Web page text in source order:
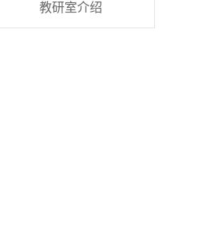
教研室介绍